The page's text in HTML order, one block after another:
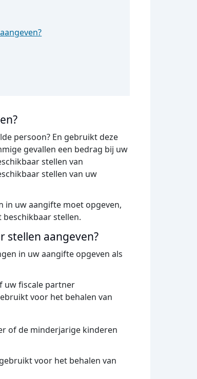
persoon? En gebruikt deze
gevallen een bedrag bij uw
stellen van
stellen van uw
in uw aangifte moet opgeven,
stellen.
stellen aangeven?
in uw aangifte opgeven als
uw fiscale partner
voor het behalen van
of de minderjarige kinderen
voor het behalen van